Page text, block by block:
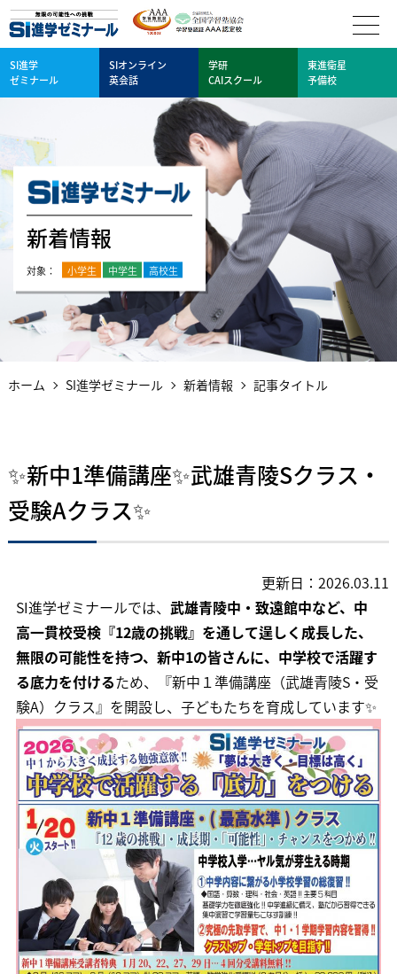
新着情報
小学生 中学生 高校生
ホーム SI進学ゼミナール 新着情報 記事タイトル
✨新中1準備講座✨武雄青陵Sクラス・
受験Aクラス✨
更新日：2026.03.11
SI進学ゼミナールでは、 武雄青陵中・致遠館中など、中
高一貫校受検『12歳の挑戦』を通して逞しく成長した、
無限の可能性を持つ、新中1の皆さんに、中学校で活躍す
る底力を付けるため、『新中１準備講座（武雄青陵S・受
験A）クラス』を開設し、子どもたちを育成しています✨
SI進学
ゼミナール
SIオンライン
英会話
学研
CAIスクール
東進衛星
予備校